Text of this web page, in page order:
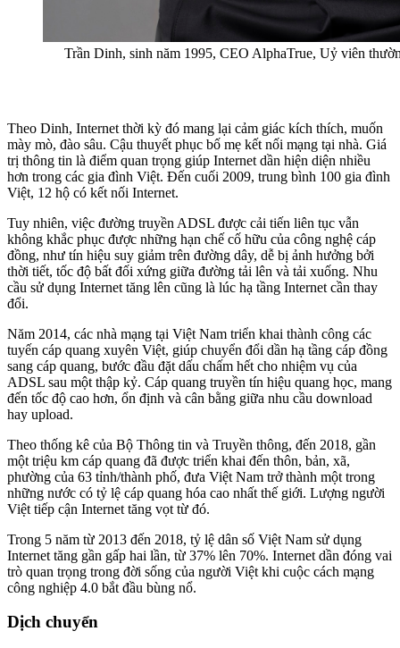
Trần Dinh, sinh năm 1995, CEO AlphaTrue, Uỷ viên
Theo Dinh, Internet thời kỳ đó mang lại cảm giác kích thích, muốn
mày mò, đào sâu. Cậu thuyết phục bố mẹ kết nối mạng tại nhà. Giá
trị thông tin là điểm quan trọng giúp Internet dần hiện diện nhiều
hơn trong các gia đình Việt. Đến cuối 2009, trung bình 100 gia đình
Việt, 12 hộ có kết nối Internet.
Tuy nhiên, việc đường truyền ADSL được cải tiến liên tục vẫn
không khắc phục được những hạn chế cố hữu của công nghệ cáp
đồng, như tín hiệu suy giảm trên đường dây, dễ bị ảnh hưởng bởi
thời tiết, tốc độ bất đối xứng giữa đường tải lên và tải xuống. Nhu
cầu sử dụng Internet tăng lên cũng là lúc hạ tầng Internet cần thay
đổi.
Năm 2014, các nhà mạng tại Việt Nam triển khai thành công các
tuyến cáp quang xuyên Việt, giúp chuyển đổi dần hạ tầng cáp đồng
sang cáp quang, bước đầu đặt dấu chấm hết cho nhiệm vụ của
ADSL sau một thập kỷ. Cáp quang truyền tín hiệu quang học, mang
đến tốc độ cao hơn, ổn định và cân bằng giữa nhu cầu download
hay upload.
Theo thống kê của Bộ Thông tin và Truyền thông, đến 2018, gần
một triệu km cáp quang đã được triển khai đến thôn, bản, xã,
phường của 63 tỉnh/thành phố, đưa Việt Nam trở thành một trong
những nước có tỷ lệ cáp quang hóa cao nhất thế giới. Lượng người
Việt tiếp cận Internet tăng vọt từ đó.
Trong 5 năm từ 2013 đến 2018, tỷ lệ dân số Việt Nam sử dụng
Internet tăng gần gấp hai lần, từ 37% lên 70%. Internet dần đóng vai
trò quan trọng trong đời sống của người Việt khi cuộc cách mạng
công nghiệp 4.0 bắt đầu bùng nổ.
Dịch chuyển